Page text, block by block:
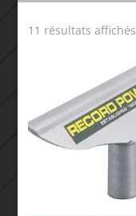
11 résultats affichés